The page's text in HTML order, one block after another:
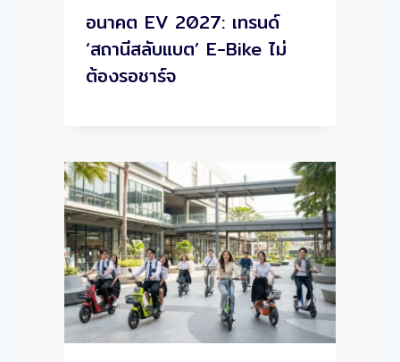
อนาคต EV 2027: เทรนด์
‘สถานีสลับแบต’ E-Bike ไม่
ต้องรอชาร์จ